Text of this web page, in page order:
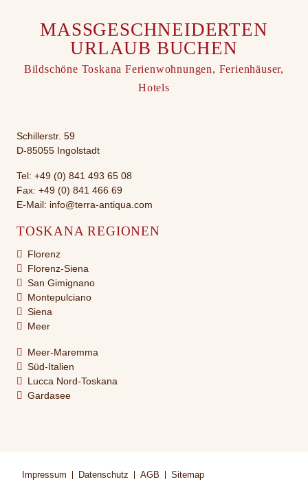
MASS­GESCHNEIDERTEN
URLAUB BUCHEN
Bildschöne Toskana Ferienwohnungen, Ferienhäuser,
Hotels
Schillerstr. 59
D-85055 Ingolstadt
Tel: +49 (0) 841 493 65 08
Fax: +49 (0) 841 466 69
E-Mail: info@terra-antiqua.com
TOSKANA REGIONEN
Florenz
Florenz-Siena
San Gimignano
Montepulciano
Siena
Meer
Meer-Maremma
Süd-Italien
Lucca Nord-Toskana
Gardasee
Impressum Datenschutz AGB
Sitemap